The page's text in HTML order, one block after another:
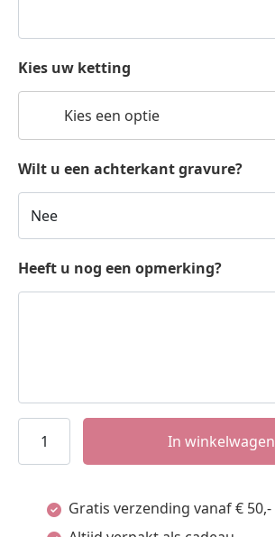
Kies uw ketting
Kies een optie
Wilt u een achterkant gravure?
Heeft u nog een opmerking?
Zilveren
graveerplaat
twee
In winkelwagen
Gratis verzending vanaf € 50,-